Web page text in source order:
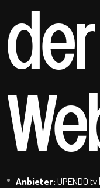
der
Anbieter: